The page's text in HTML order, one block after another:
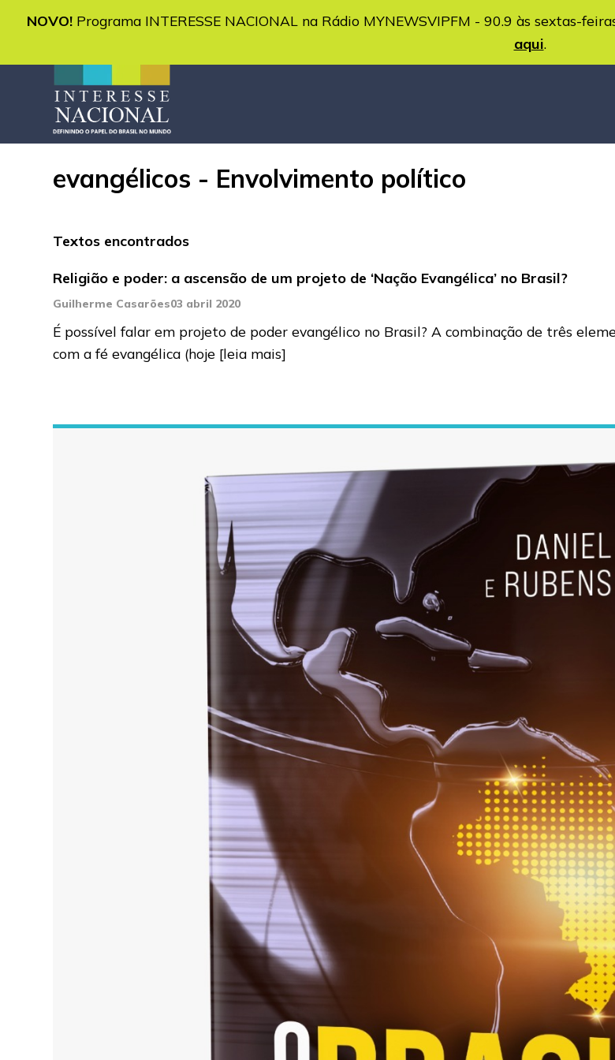
NOVO! Programa INTERESSE NACIONAL na Rádio MYNEWSVIPFM - 90.9 às sextas-
aqui.
evangélicos - Envolvimento político
Textos encontrados
Religião e poder: a ascensão de um projeto de ‘Nação Evangélica’ no Brasil?
Guilherme Casarões03 abril 2020
É possível falar em projeto de poder evangélico no Brasil? A combinação de três
com a fé evangélica (hoje [leia mais]